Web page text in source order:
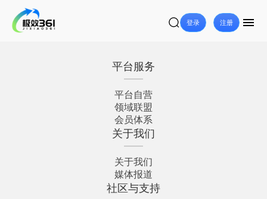
登录 注册
平台服务
平台自营
领域联盟
会员体系
关于我们
关于我们
媒体报道
社区与支持